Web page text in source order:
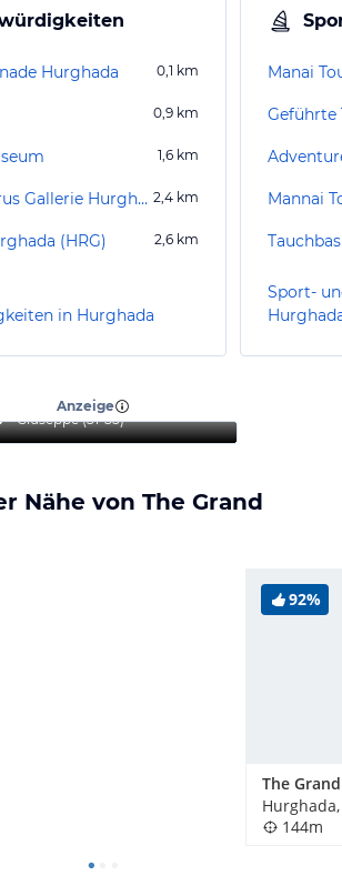
Hurghada 0,1 km
0,9 km
1,6 km
Selkhet Papyrus Gallerie Hurghada 2,4 km
(HRG) 2,6 km
in Hurghada
Manai
Mannai
Sport-
Anzeige
Giuseppe (51-55)
Nähe von The Grand
92%
144m